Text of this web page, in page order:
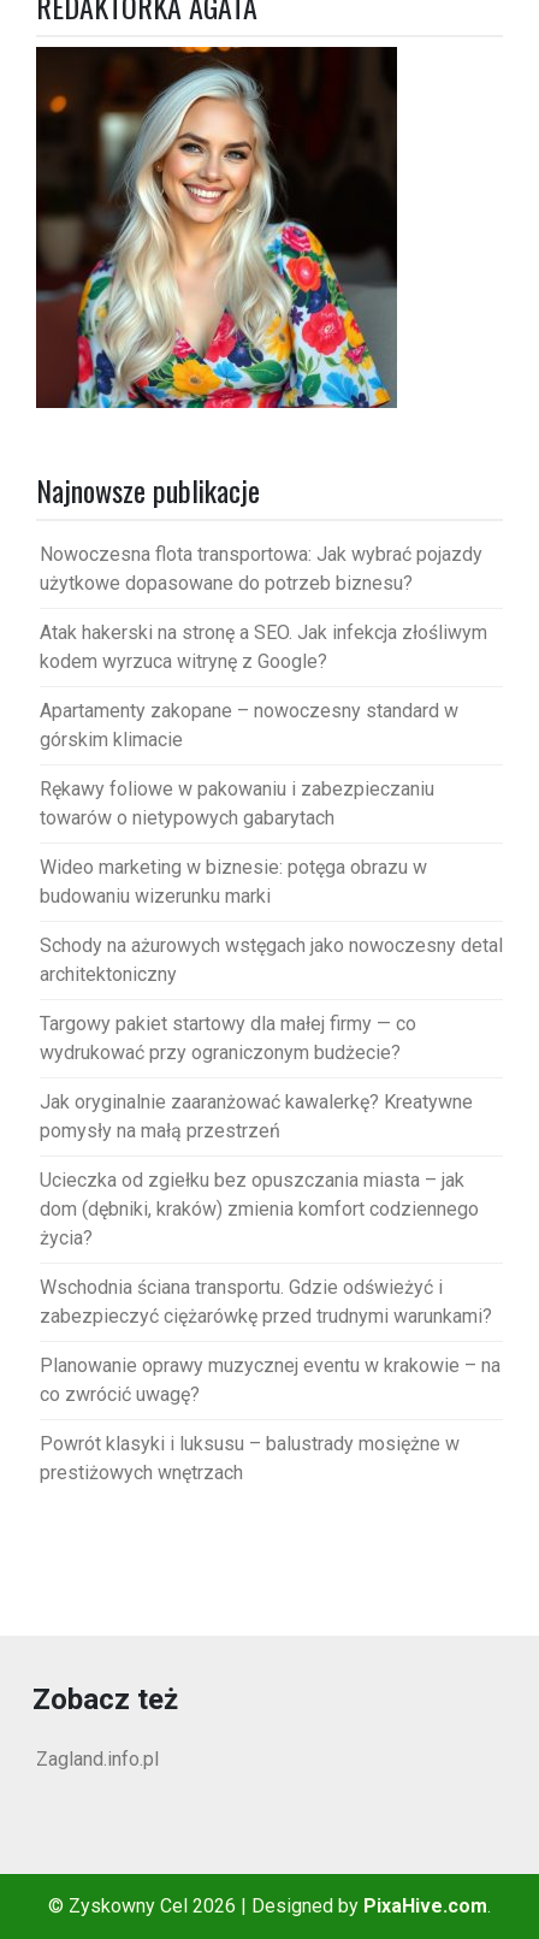
o
Najnowsze publikacje
Nowoczesna flota transportowa: Jak wybrać pojazdy
użytkowe dopasowane do potrzeb biznesu?
Atak hakerski na stronę a SEO. Jak infekcja złośliwym
kodem wyrzuca witrynę z Google?
Apartamenty zakopane – nowoczesny standard w
górskim klimacie
Rękawy foliowe w pakowaniu i zabezpieczaniu
towarów o nietypowych gabarytach
Wideo marketing w biznesie: potęga obrazu w
budowaniu wizerunku marki
Schody na ażurowych wstęgach jako nowoczesny detal
architektoniczny
Targowy pakiet startowy dla małej firmy — co
wydrukować przy ograniczonym budżecie?
Jak oryginalnie zaaranżować kawalerkę? Kreatywne
pomysły na małą przestrzeń
Ucieczka od zgiełku bez opuszczania miasta – jak
dom (dębniki, kraków) zmienia komfort codziennego
życia?
Wschodnia ściana transportu. Gdzie odświeżyć i
zabezpieczyć ciężarówkę przed trudnymi warunkami?
Planowanie oprawy muzycznej eventu w krakowie – na
co zwrócić uwagę?
Powrót klasyki i luksusu – balustrady mosiężne w
prestiżowych wnętrzach
Zobacz też
Zagland.info.pl
© Zyskowny Cel 2026 Designed by PixaHive.com.